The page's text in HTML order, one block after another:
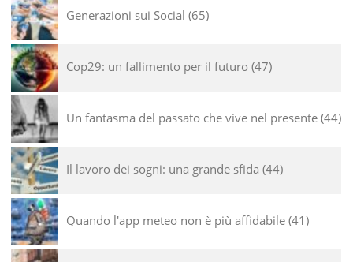
Generazioni sui Social 65
Cop29: un fallimento per il futuro 47
Un fantasma del passato che vive nel presente 44
Il lavoro dei sogni: una grande sfida 44
Quando l'app meteo non è più affidabile 41